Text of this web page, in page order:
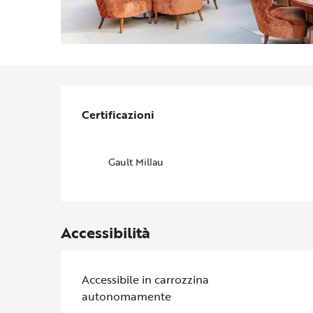
Offerte di
Certificazioni
Certificazioni
Gault Millau
Accessibilità
Accessibile in carrozzina
autonomamente